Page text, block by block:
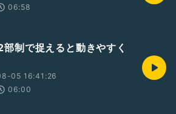
06:58
部制で捉えると動きやすく
05 16:41:26
06:00